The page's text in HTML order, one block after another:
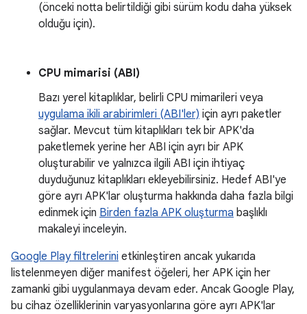
(önceki notta belirtildiği gibi sürüm kodu daha yüksek
olduğu için).
CPU mimarisi (ABI)
Bazı yerel kitaplıklar, belirli CPU mimarileri veya
uygulama ikili arabirimleri (ABI'ler) için ayrı paketler
sağlar. Mevcut tüm kitaplıkları tek bir APK'da
paketlemek yerine her ABI için ayrı bir APK
oluşturabilir ve yalnızca ilgili ABI için ihtiyaç
duyduğunuz kitaplıkları ekleyebilirsiniz. Hedef ABI'ye
göre ayrı APK'lar oluşturma hakkında daha fazla bilgi
edinmek için Birden fazla APK oluşturma başlıklı
makaleyi inceleyin.
Google Play filtrelerini etkinleştiren ancak yukarıda
listelenmeyen diğer manifest öğeleri, her APK için her
zamanki gibi uygulanmaya devam eder. Ancak Google Play,
bu cihaz özelliklerinin varyasyonlarına göre ayrı APK'lar